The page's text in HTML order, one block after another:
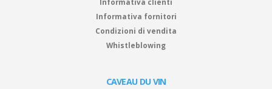
Informativa fornitori
Condizioni di vendita
Whistleblowing
CAVEAU DU VIN